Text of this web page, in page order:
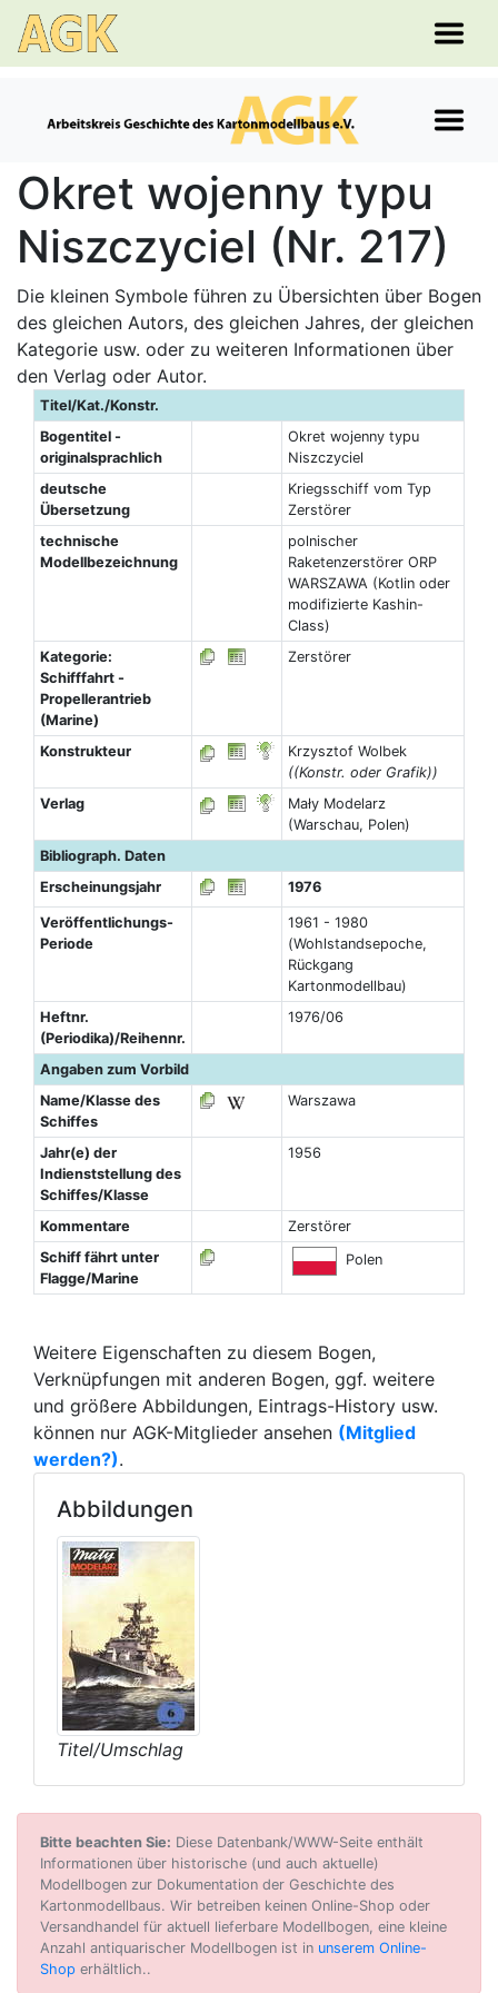
Okret wojenny typu
Niszczyciel (Nr. 217)
Die kleinen Symbole führen zu Übersichten über Bogen
des gleichen Autors, des gleichen Jahres, der gleichen
Kategorie usw. oder zu weiteren Informationen über
den Verlag oder Autor.
Titel/Kat./Konstr.
Bogentitel -
originalsprachlich
Okret wojenny typu
Niszczyciel
deutsche
Übersetzung
Kriegsschiff vom Typ
Zerstörer
technische
Modellbezeichnung
polnischer
Raketenzerstörer ORP
WARSZAWA (Kotlin oder
modifizierte Kashin-
Class)
Kategorie:
Schifffahrt -
Propellerantrieb
(Marine)
Zerstörer
Konstrukteur
Krzysztof Wolbek
((Konstr. oder Grafik))
Verlag
Mały Modelarz
(Warschau, Polen)
Bibliograph. Daten
Erscheinungsjahr
1976
Veröffentlichungs-
Periode
1961 - 1980
(Wohlstandsepoche,
Rückgang
Kartonmodellbau)
Heftnr.
(Periodika)/Reihennr.
1976/06
Angaben zum Vorbild
Name/Klasse des
Schiffes
Warszawa
Jahr(e) der
Indienststellung des
Schiffes/Klasse
1956
Kommentare
Zerstörer
Schiff fährt unter
Flagge/Marine
Polen
Weitere Eigenschaften zu diesem Bogen,
Verknüpfungen mit anderen Bogen, ggf. weitere
und größere Abbildungen, Eintrags-History usw.
können nur AGK-Mitglieder ansehen (Mitglied
werden?).
Abbildungen
Titel/Umschlag
Bitte beachten Sie: Diese Datenbank/WWW-Seite enthält
Informationen über historische (und auch aktuelle)
Modellbogen zur Dokumentation der Geschichte des
Kartonmodellbaus. Wir betreiben keinen Online-Shop oder
Versandhandel für aktuell lieferbare Modellbogen, eine kleine
Anzahl antiquarischer Modellbogen ist in unserem Online-
Shop erhältlich..